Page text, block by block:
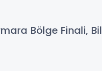
Bölge Finali,